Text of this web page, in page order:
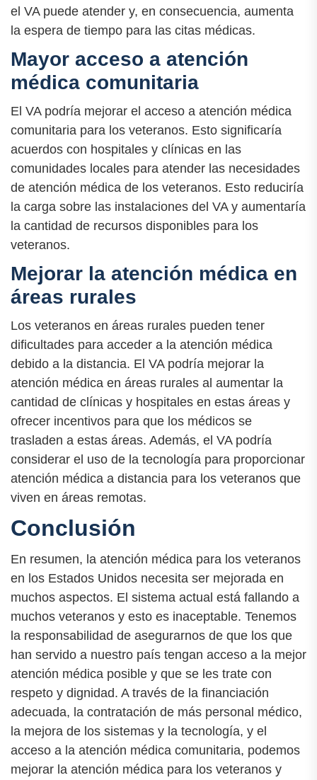
el VA puede atender y, en consecuencia, aumenta
la espera de tiempo para las citas médicas.
Mayor acceso a atención
médica comunitaria
El VA podría mejorar el acceso a atención médica
comunitaria para los veteranos. Esto significaría
acuerdos con hospitales y clínicas en las
comunidades locales para atender las necesidades
de atención médica de los veteranos. Esto reduciría
la carga sobre las instalaciones del VA y aumentaría
la cantidad de recursos disponibles para los
veteranos.
Mejorar la atención médica en
áreas rurales
Los veteranos en áreas rurales pueden tener
dificultades para acceder a la atención médica
debido a la distancia. El VA podría mejorar la
atención médica en áreas rurales al aumentar la
cantidad de clínicas y hospitales en estas áreas y
ofrecer incentivos para que los médicos se
trasladen a estas áreas. Además, el VA podría
considerar el uso de la tecnología para proporcionar
atención médica a distancia para los veteranos que
viven en áreas remotas.
Conclusión
En resumen, la atención médica para los veteranos
en los Estados Unidos necesita ser mejorada en
muchos aspectos. El sistema actual está fallando a
muchos veteranos y esto es inaceptable. Tenemos
la responsabilidad de asegurarnos de que los que
han servido a nuestro país tengan acceso a la mejor
atención médica posible y que se les trate con
respeto y dignidad. A través de la financiación
adecuada, la contratación de más personal médico,
la mejora de los sistemas y la tecnología, y el
acceso a la atención médica comunitaria, podemos
mejorar la atención médica para los veteranos y